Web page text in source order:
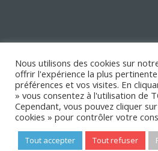
Copyright © 2018 Mairie
Nous utilisons des cookies sur
offrir l'expérience la plus
préférences et vos visites. En
» vous consentez à l'utilisation de
Cependant, vous pouvez cliquer
cookies » pour contrôler votre
Tout accepter Tout refuser